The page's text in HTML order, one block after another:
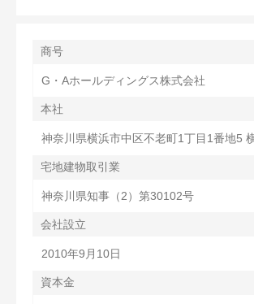
商号
G・Aホールディングス株式会社
本社
神奈川県横浜市中区不老町1丁目1番地5
宅地建物取引業
神奈川県知事（2）第30102号
会社設立
2010年9月10日
資本金